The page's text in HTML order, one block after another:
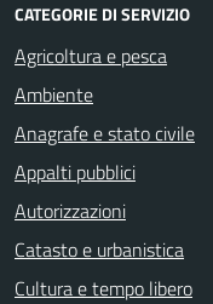
CATEGORIE DI SERVIZIO
Agricoltura e pesca
Ambiente
Anagrafe e stato civile
Appalti pubblici
Autorizzazioni
Catasto e urbanistica
Cultura e tempo libero